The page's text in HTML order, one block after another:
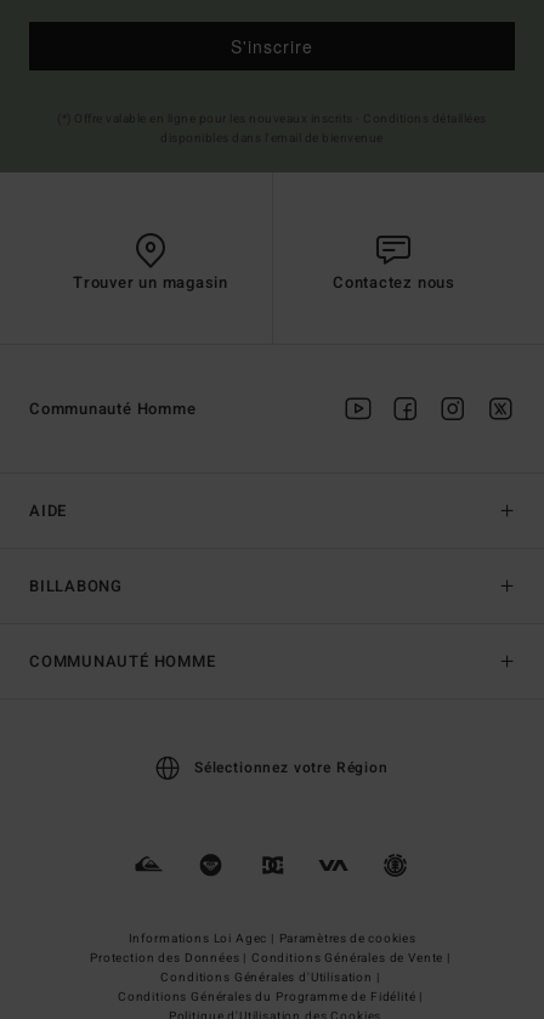
S'inscrire
Trouver un magasin Contactez nous
AIDE
BILLABONG
Communauté Homme
COMMUNAUTÉ HOMME
Sélectionnez votre Région
Informations Loi Agec | Paramètres de cookies
Protection des Données | Conditions Générales de Vente |
Conditions Générales d'Utilisation |
Conditions Générales du Programme de Fidélité |